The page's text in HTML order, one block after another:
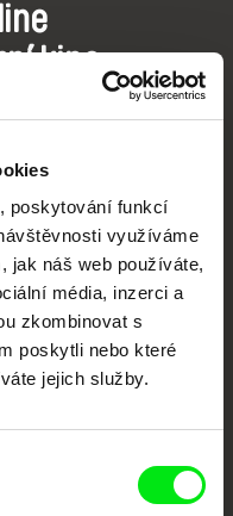
poskytování funkcí
využíváme
jak náš web používáte,
média, inzerci a
zkombinovat s
poskytli nebo které
jejich služby.
kino
filmy
7 klíčových evropských
Doc Alliance. Naším cílem je
jeho rozmanitost a
filmy.